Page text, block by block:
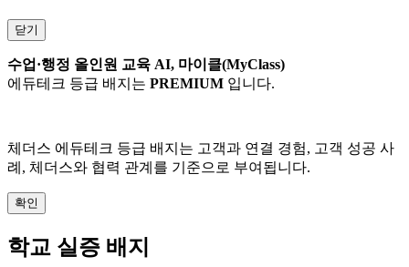
닫기
수업·행정 올인원 교육 AI, 마이클(MyClass)
에듀테크 등급 배지는 PREMIUM 입니다.
체더스 에듀테크 등급 배지는 고객과 연결 경험, 고객 성공 사
례, 체더스와 협력 관계를 기준으로 부여됩니다.
확인
학교 실증 배지